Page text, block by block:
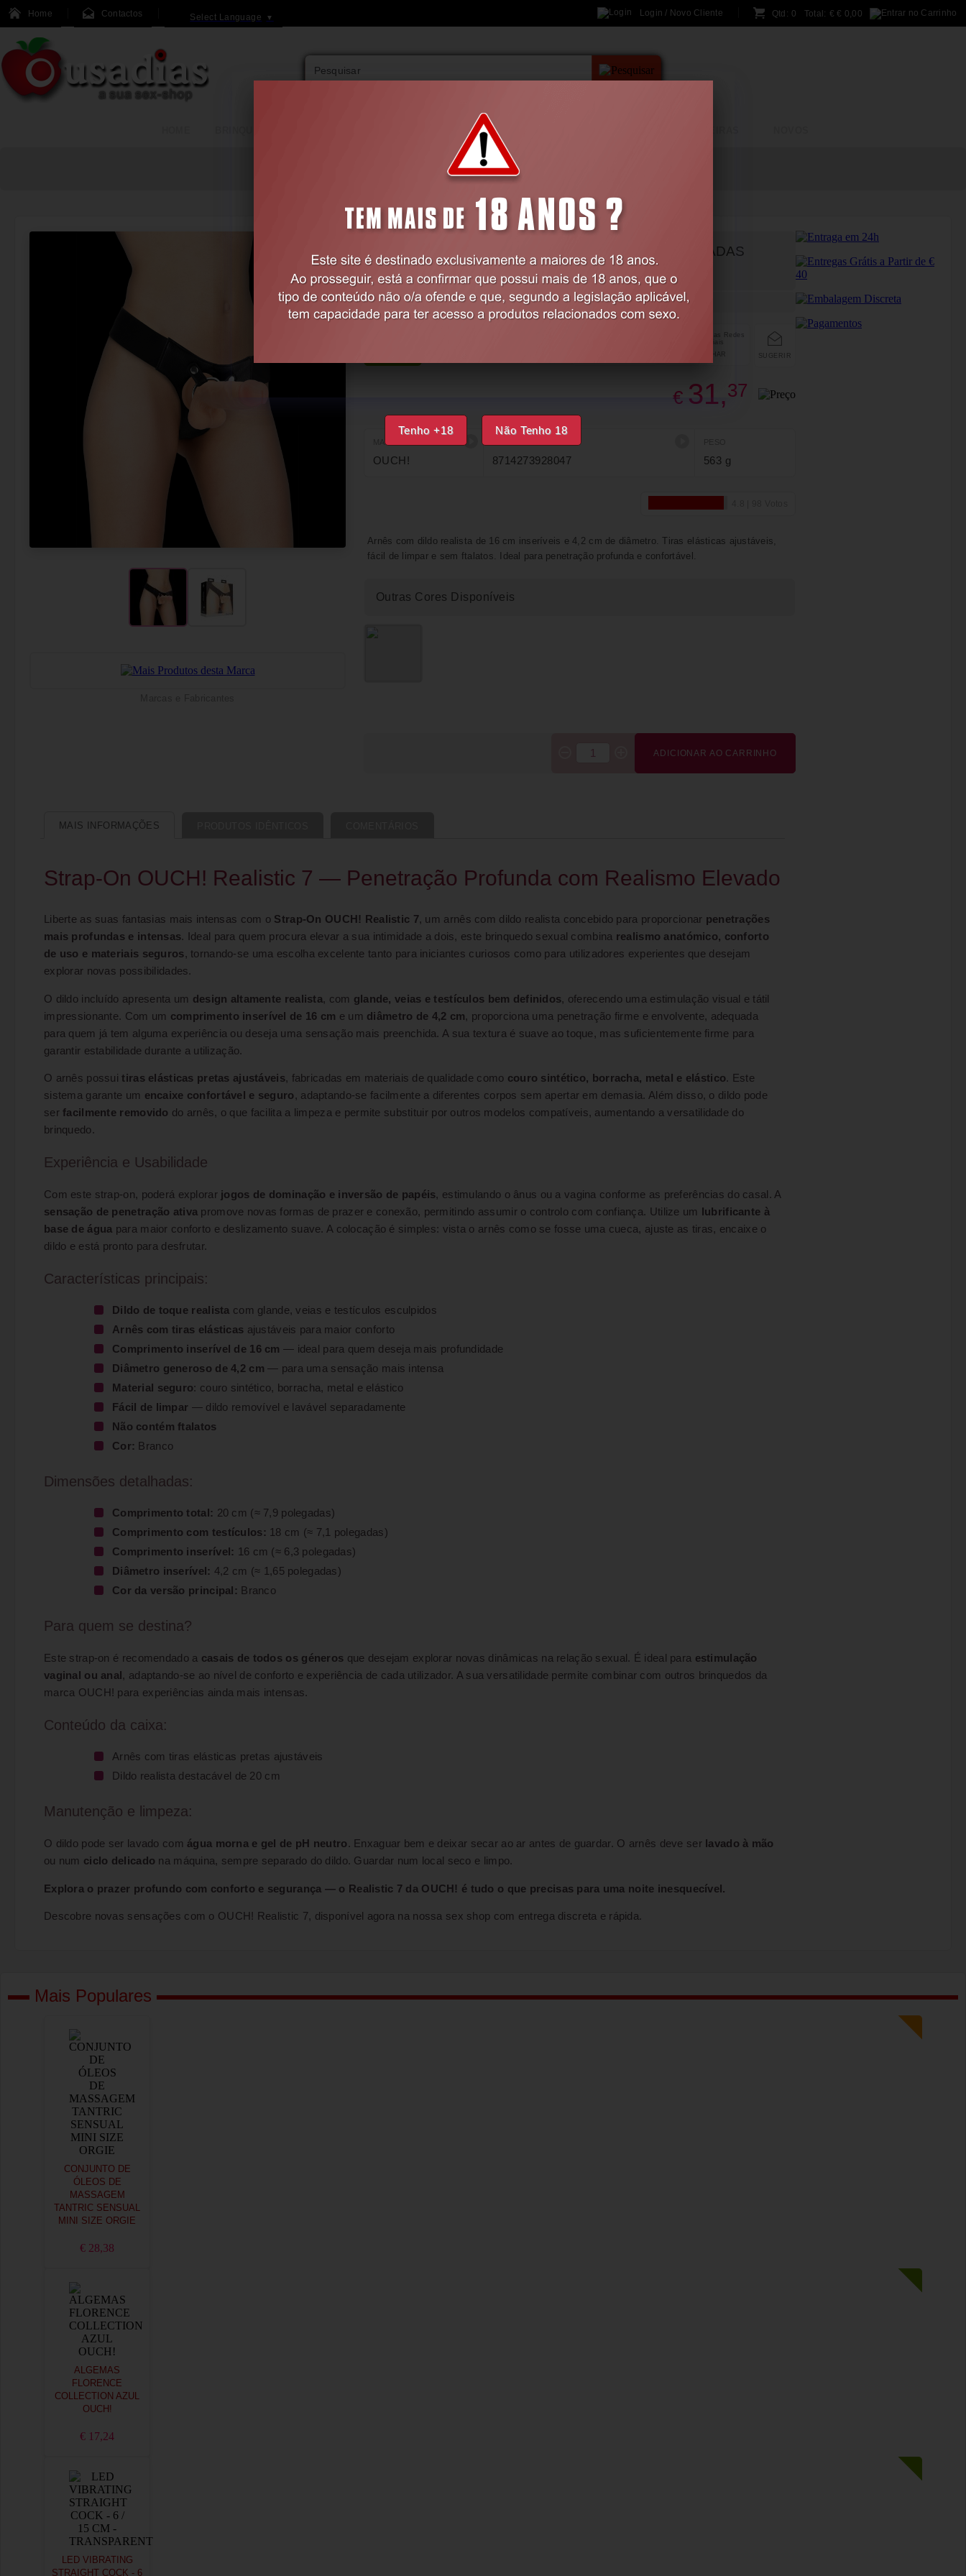
Tenho +18 Não Tenho 18
Home Contactos Select Language ▼ Login / Novo Cliente Qtd: 0 Total: €€ 0,00
LINGERIE
Strap-On's
STRAP-ON REALISTA DE COURO OUCH! 8 POLEGADAS
BRANCO
Código:EX15042
SUGERIR
€ 31,37
MARCA
OUCH! 8714273928047 563 g
Arnês com dildo realista de 16 cm inseríveis e 4,2 cm de diâmetro. Tiras elásticas ajustáveis,
fácil de limpar e sem ftalatos. Ideal para penetração profunda e confortável.
Outras Cores Disponíveis
ADICIONAR AO CARRINHO
MAIS INFORMAÇÕES
Strap-On OUCH! Realistic 7 — Penetração Profunda com Realismo Elevado
Liberte as suas fantasias mais intensas com o Strap-On OUCH! Realistic 7, um arnês com dildo realista concebido para proporcionar penetrações
mais profundas e intensas. Ideal para quem procura elevar a sua intimidade a dois, este brinquedo sexual combina realismo anatómico, conforto
de uso e materiais seguros, tornando-se uma escolha excelente tanto para iniciantes curiosos como para utilizadores experientes que desejam
explorar novas possibilidades.
O dildo incluído apresenta um design altamente realista, com glande, veias e testículos bem definidos, oferecendo uma estimulação visual e tátil
impressionante. Com um comprimento inserível de 16 cm e um diâmetro de 4,2 cm, proporciona uma penetração firme e envolvente, adequada
para quem já tem alguma experiência ou deseja uma sensação mais preenchida. A sua textura é suave ao toque, mas suficientemente firme para
garantir estabilidade durante a utilização.
O arnês possuitiras elásticas pretas ajustáveis, fabricadas em materiais de qualidade como couro sintético, borracha, metal e elástico. Este
sistema garante um encaixe confortável e seguro , adaptando-se facilmente a diferentes corpos sem apertar em demasia. Além disso, o dildo pode
serfacilmente removido do arnês, o que facilita a limpeza e permite substituir por outros modelos compatíveis, aumentando a versatilidade do
brinquedo.
Experiência e Usabilidade
Com este strap-on, poderá explorar jogos de dominação e inversão de papéis, estimulando o ânus ou a vagina conforme as preferências do casal. A
sensação de penetração ativa promove novas formas de prazer e conexão, permitindo assumir o controlo com confiança. Utilize um
lubrificante à
base de água para maior conforto e deslizamento suave. A colocação é simples: vista o arnês como se fosse uma cueca, ajuste as tiras, encaixe o
dildo e está pronto para desfrutar.
Características principais:
Dildo de toque realista com glande, veias e testículos esculpidos
Arnês com tiras elásticas ajustáveis para maior conforto
Comprimento inserível de 16 cm — ideal para quem deseja mais profundidade
Diâmetro generoso de 4,2 cm — para uma sensação mais intensa
Material seguro: couro sintético, borracha, metal e elástico
Fácil de limpar — dildo removível e lavável separadamente
Não contém ftalatos
Cor: Branco
Dimensões detalhadas:
Comprimento total: 20 cm (≈ 7,9 polegadas)
Comprimento com testículos: 18 cm (≈ 7,1 polegadas)
Comprimento inserível: 16 cm (≈ 6,3 polegadas)
Diâmetro inserível: 4,2 cm (≈ 1,65 polegadas)
Cor da versão principal: Branco
Para quem se destina?
Este strap-on é recomendado a casais de todos os géneros que desejam explorar novas dinâmicas na relação sexual. É ideal para estimulação
vaginal ou anal , adaptando-se ao nível de conforto e experiência de cada utilizador. A sua versatilidade permite combinar com outros brinquedos da
marca OUCH! para experiências ainda mais intensas.
Conteúdo da caixa:
Arnês com tiras elásticas pretas ajustáveis
Dildo realista destacável de 20 cm
Manutenção e limpeza:
O dildo pode ser lavado com água morna e gel de pH neutro . Enxaguar bem e deixar secar ao ar antes de guardar. O arnês deve ser lavado à mão
ou num ciclo delicado na máquina, sempre separado do dildo. Guardar num local seco e limpo.
Explora o prazer profundo com conforto e segurança — o Realistic 7 da OUCH! é tudo o que precisas para uma noite inesquecível.
Descobre novas sensações com o OUCH! Realistic 7, disponível agora na nossa sex shop com entrega discreta e rápida.
Mais Populares
CONJUNTO DE
ÓLEOS DE
MASSAGEM
TANTRIC SENSUAL
MINI SIZE ORGIE
€ 28,38
ALGEMAS
FLORENCE
COLLECTION AZUL
OUCH!
€ 17,24
LED VIBRATING
STRAIGHT COCK - 6